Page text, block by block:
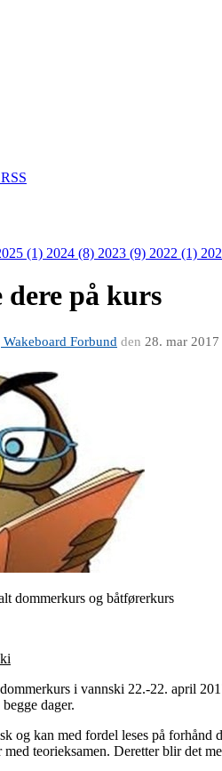
RSS
(1) 2024 (8) 2023 (9) 2022 (1)
dere på kurs
Forbund den 28. mar 2017
dommerkurs og båtførerkurs
i vannski 22.-22. april
dager.
og kan med fordel leses på
teorieksamen. Deretter blir det